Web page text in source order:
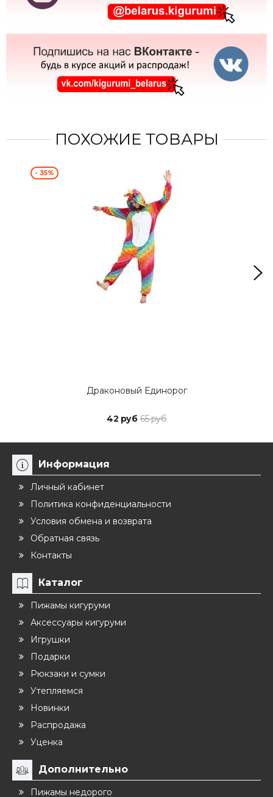
ПОХОЖИЕ ТОВАРЫ
- 35%
Драконовый Единорог
42 руб 65 руб
Информация
Личный кабинет
Политика конфиденциальности
Условия обмена и возврата
Обратная связь
Контакты
Каталог
Пижамы кигуруми
Аксессуары кигуруми
Игрушки
Подарки
Рюкзаки и сумки
Утепляемся
Новинки
Распродажа
Уценка
Дополнительно
Пижамы недорого